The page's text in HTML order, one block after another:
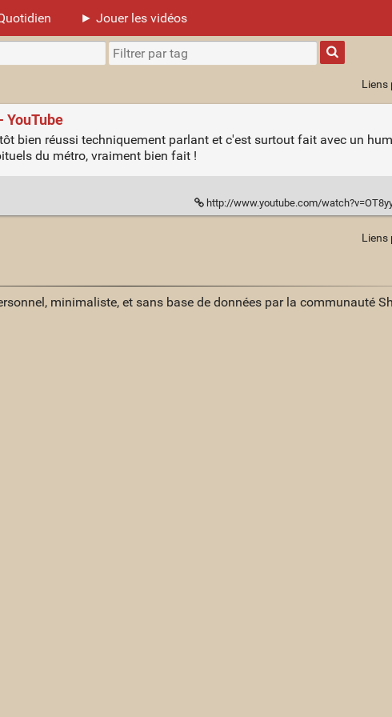
► Jouer les vidéos
Type 1 or
more
characters
results.
Liens
YouTube
bien réussi techniquement parlant et c'est surtout fait avec un
du métro, vraiment bien fait !
http://www.youtube.com/
Liens
minimaliste, et sans base de données par la communauté